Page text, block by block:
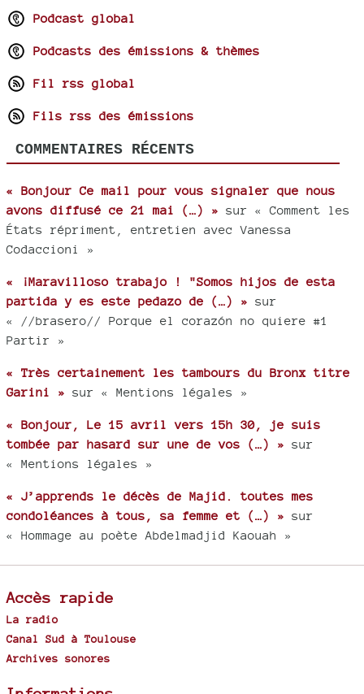
Podcast global
Podcasts des émissions & thèmes
Fil rss global
Fils rss des émissions
COMMENTAIRES RÉCENTS
« Bonjour Ce mail pour vous signaler que nous
avons diffusé ce 21 mai (…) » sur « Comment les
États répriment, entretien avec Vanessa
Codaccioni »
« ¡Maravilloso trabajo ! "Somos hijos de esta
partida y es este pedazo de (…) » sur
« //brasero// Porque el corazón no quiere #1
Partir »
« Très certainement les tambours du Bronx titre
Garini » sur « Mentions légales »
« Bonjour, Le 15 avril vers 15h 30, je suis
tombée par hasard sur une de vos (…) » sur
« Mentions légales »
« J’apprends le décès de Majid. toutes mes
condoléances à tous, sa femme et (…) » sur
« Hommage au poète Abdelmadjid Kaouah »
Accès rapide
La radio
Canal Sud à Toulouse
Archives sonores